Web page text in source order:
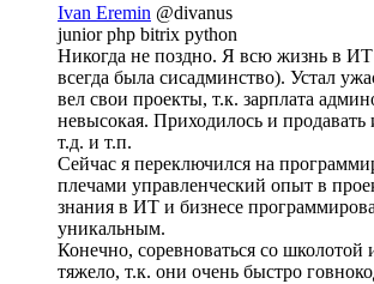
Ivan Eremin @divanus
junior php bitrix python
Никогда не поздно. Я всю жизнь в ИТ
всегда была сисадминство). Устал
вел свои проекты, т.к. зарплата
невысокая. Приходилось и продавать
т.д. и т.п.
Сейчас я переключился на
плечами управленческий опыт в
знания в ИТ и бизнесе
уникальным.
Конечно, соревноваться со школотой
тяжело, т.к. они очень быстро